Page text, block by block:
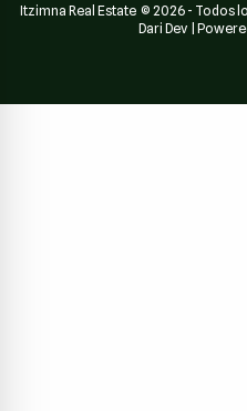
Itzimna Real Estate© 2026- Todos
Dari Dev|